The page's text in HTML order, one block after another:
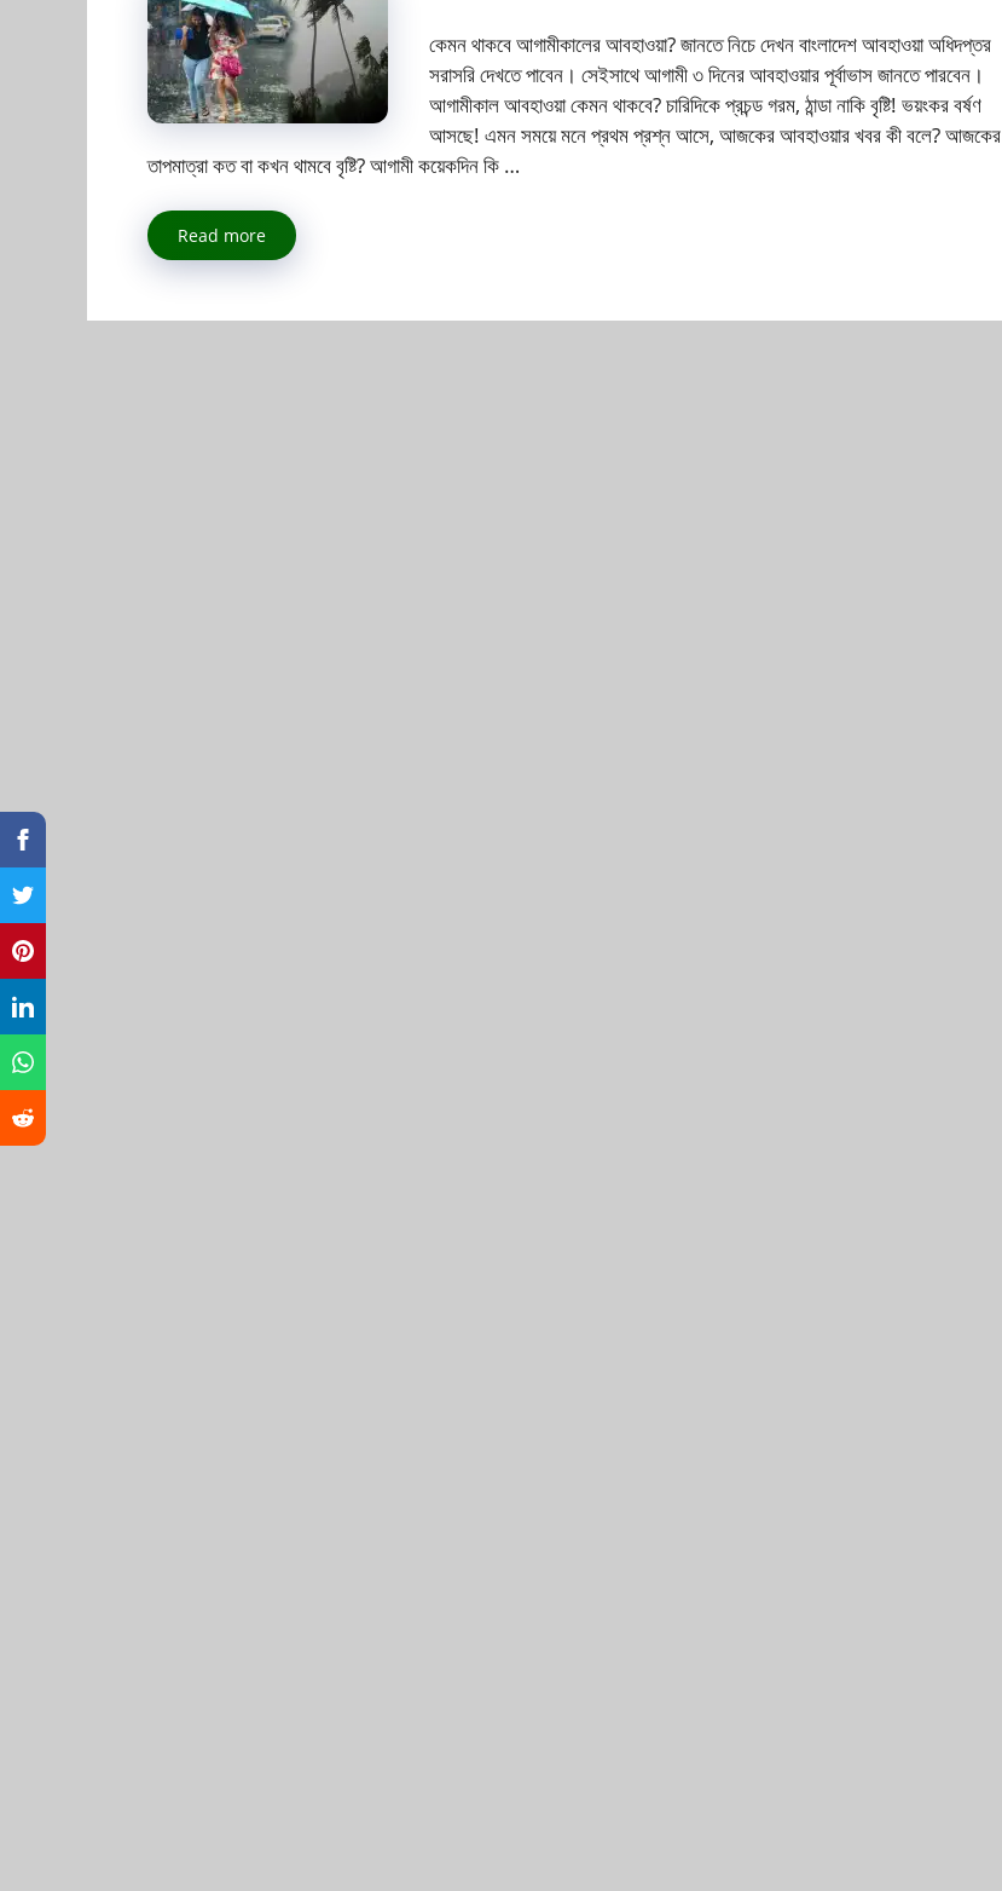
কেমন থাকবে আগামীকালের আবহাওয়া? জানতে নিচে দেখন বাংলাদেশ আবহাওয়া অধিদপ্তর
সরাসরি দেখতে পাবেন। সেইসাথে আগামী ৩ দিনের আবহাওয়ার পূর্বাভাস জানতে পারবেন।
আগামীকাল আবহাওয়া কেমন থাকবে? চারিদিকে প্রচন্ড গরম, ঠান্ডা নাকি বৃষ্টি! ভয়ংকর বর্ষণ
আসছে! এমন সময়ে মনে প্রথম প্রশ্ন আসে, আজকের আবহাওয়ার খবর কী বলে? আজকের
তাপমাত্রা কত বা কখন থামবে বৃষ্টি? আগামী কয়েকদিন কি …
Read more